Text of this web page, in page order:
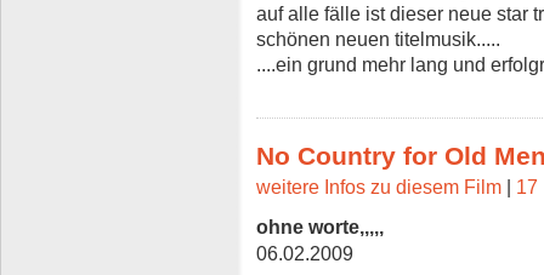
auf alle fälle ist dieser neue star
schönen neuen titelmusik.....
....ein grund mehr lang und
No Country for Old
weitere Infos zu diesem Film | 17
ohne worte,,,,,
06.02.2009